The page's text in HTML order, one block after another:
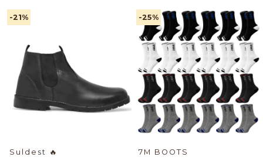
-21%
Suldest 🔥
-25%
7M BOOTS